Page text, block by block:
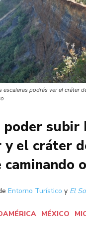
escaleras podrás ver el cráter
poder subir
y el cráter
caminando
Entorno Turístico y El
MÉXICO